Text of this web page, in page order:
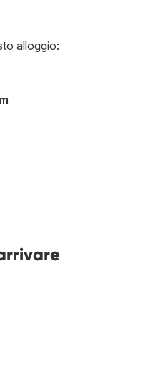
alloggio: